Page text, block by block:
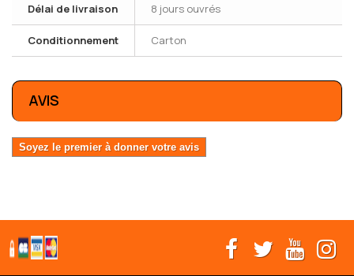
Délai de livraison 8 jours ouvrés
Conditionnement Carton
AVIS
Soyez le premier à donner votre avis